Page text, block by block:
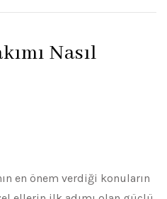
Nasıl
en önem verdiği konuların